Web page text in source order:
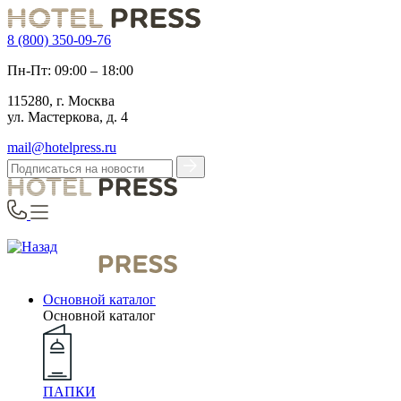
8 (800) 350-09-76
Пн-Пт: 09:00 – 18:00
115280, г. Москва
ул. Мастеркова, д. 4
mail@hotelpress.ru
Основной каталог
Основной каталог
ПАПКИ